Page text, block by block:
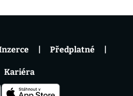
Předplatné
Kariéra